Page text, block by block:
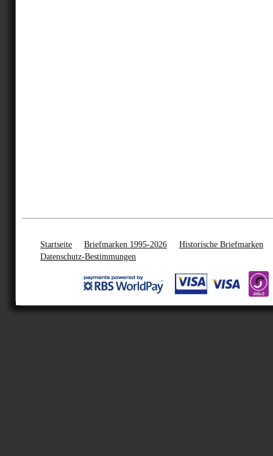
Startseite Briefmarken 1995-2026
Historische Briefmarken
Datenschutz-Bestimmungen